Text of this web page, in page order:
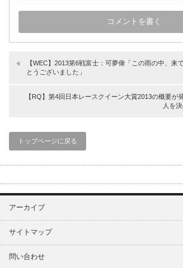
【WEC】2013第6戦富士：可夢偉「この雨の中、来
とうございました」
【RQ】第4回日本レースクイーン大賞2013の概要が
人を
トップページに戻る
アーカイブ
サイトマップ
問い合わせ